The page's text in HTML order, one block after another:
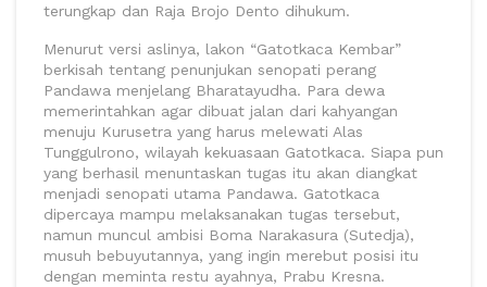
terungkap dan Raja Brojo Dento dihukum.
Menurut versi aslinya, lakon “Gatotkaca Kembar”
berkisah tentang penunjukan senopati perang
Pandawa menjelang Bharatayudha. Para dewa
memerintahkan agar dibuat jalan dari kahyangan
menuju Kurusetra yang harus melewati Alas
Tunggulrono, wilayah kekuasaan Gatotkaca. Siapa pun
yang berhasil menuntaskan tugas itu akan diangkat
menjadi senopati utama Pandawa. Gatotkaca
dipercaya mampu melaksanakan tugas tersebut,
namun muncul ambisi Boma Narakasura (Sutedja),
musuh bebuyutannya, yang ingin merebut posisi itu
dengan meminta restu ayahnya, Prabu Kresna.